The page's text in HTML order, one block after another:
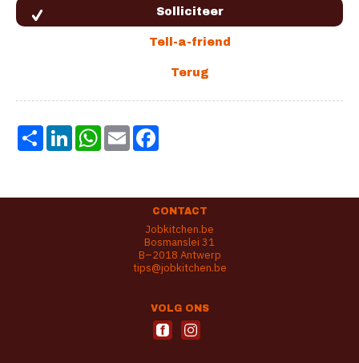
Share LinkedInWhatsApp
Email
CONTACT
Jobkitchen.be
Bosmanslei 31
B–2018 Antwerp
tips@jobkitchen.be
VOLG ONS